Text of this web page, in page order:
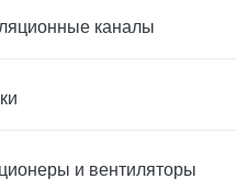
каналы
и вентиляторы